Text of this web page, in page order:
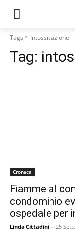
Tags Intossicazione
Tag:
Cronaca
Fiamme al
condominio
ospedale per
Linda Cittadini - 25